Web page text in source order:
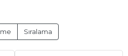
Sıralama